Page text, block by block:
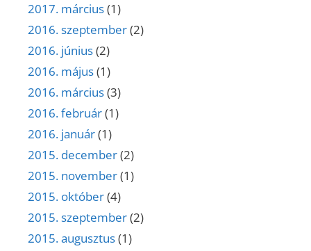
2017. március(1)
2016. szeptember(2)
2016. június(2)
2016. május(1)
2016. március(3)
2016. február(1)
2016. január(1)
2015. december(2)
2015. november(1)
2015. október(4)
2015. szeptember(2)
2015. augusztus(1)